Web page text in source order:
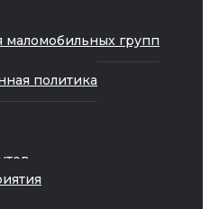
групп
политика